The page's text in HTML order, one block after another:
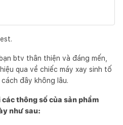
btv thân thiện và đáng mến,
qua về chiếc máy xay sinh tố
đây không lâu.
thông số của sản phẩm
như sau: